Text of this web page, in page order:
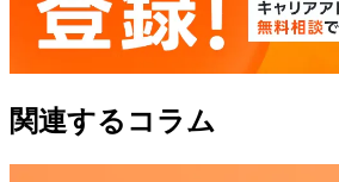
関連するコラム